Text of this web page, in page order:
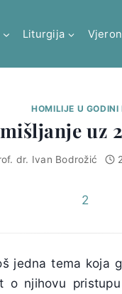
Liturgija
HOMILIJE U GODINI
uz
dr. Ivan Bodrožić
jedna tema koja
o njihovu